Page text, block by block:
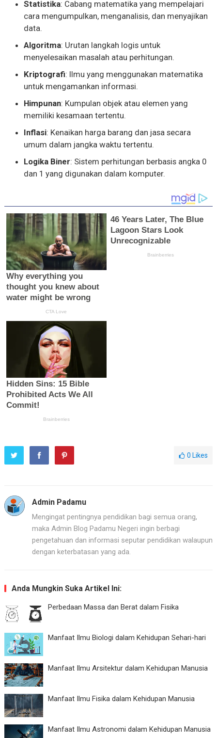
Statistika: Cabang matematika yang mempelajari
cara mengumpulkan, menganalisis, dan menyajikan
data.
Algoritma: Urutan langkah logis untuk
menyelesaikan masalah atau perhitungan.
Kriptografi: Ilmu yang menggunakan matematika
untuk mengamankan informasi.
Himpunan: Kumpulan objek atau elemen yang
memiliki kesamaan tertentu.
Inflasi: Kenaikan harga barang dan jasa secara
umum dalam jangka waktu tertentu.
Logika Biner: Sistem perhitungan berbasis angka 0
dan 1 yang digunakan dalam komputer.
0 Likes
Admin Padamu
Mengingat pentingnya pendidikan bagi semua orang,
maka Admin Blog Padamu Negeri ingin berbagi
pengetahuan dan informasi seputar pendidikan walaupun
dengan keterbatasan yang ada.
Anda Mungkin Suka Artikel Ini:
Perbedaan Massa dan Berat dalam Fisika
Manfaat Ilmu Biologi dalam Kehidupan Sehari-hari
Manfaat Ilmu Arsitektur dalam Kehidupan Manusia
Manfaat Ilmu Fisika dalam Kehidupan Manusia
Manfaat Ilmu Astronomi dalam Kehidupan Manusia